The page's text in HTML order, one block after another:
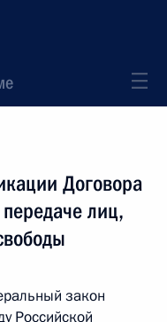
Договора
лиц,
закон
Российской